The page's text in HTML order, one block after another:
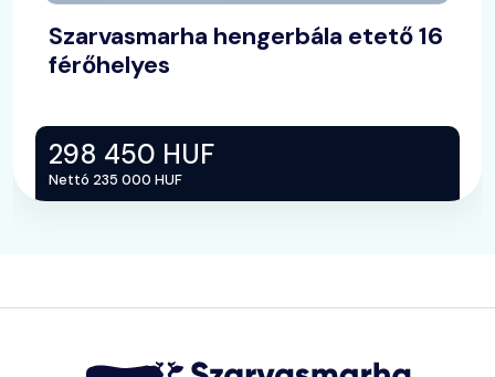
Szarvasmarha hengerbála etető 16
férőhelyes
298 450 HUF
Nettó 235 000 HUF